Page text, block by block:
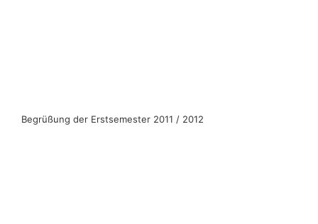
Begrüßung der Erstsemester 2011 / 2012